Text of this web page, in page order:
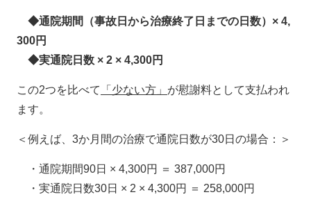
◆通院期間（事故日から治療終了日までの日数）× 4,
300円
◆実通院日数 × 2 × 4,300円
この2つを比べて 「少ない方」 が慰謝料として支払われ
ます。
＜例えば、3か月間の治療で通院日数が30日の場合：＞
・通院期間90日 × 4,300円 ＝ 387,000円
・実通院日数30日 × 2 × 4,300円 ＝ 258,000円